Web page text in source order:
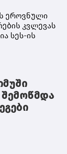
ეროვნული
კვლევას
სეს-ის